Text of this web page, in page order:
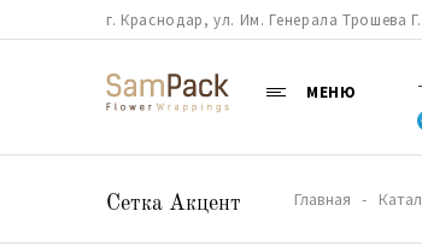
г. Краснодар, ул. Им. Генерала Трошева
МЕНЮ
Сетка Акцент Главная